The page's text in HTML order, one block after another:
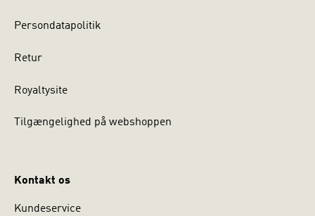
Persondatapolitik
Retur
Royaltysite
Tilgængelighed på webshoppen
Kontakt os
Kundeservice